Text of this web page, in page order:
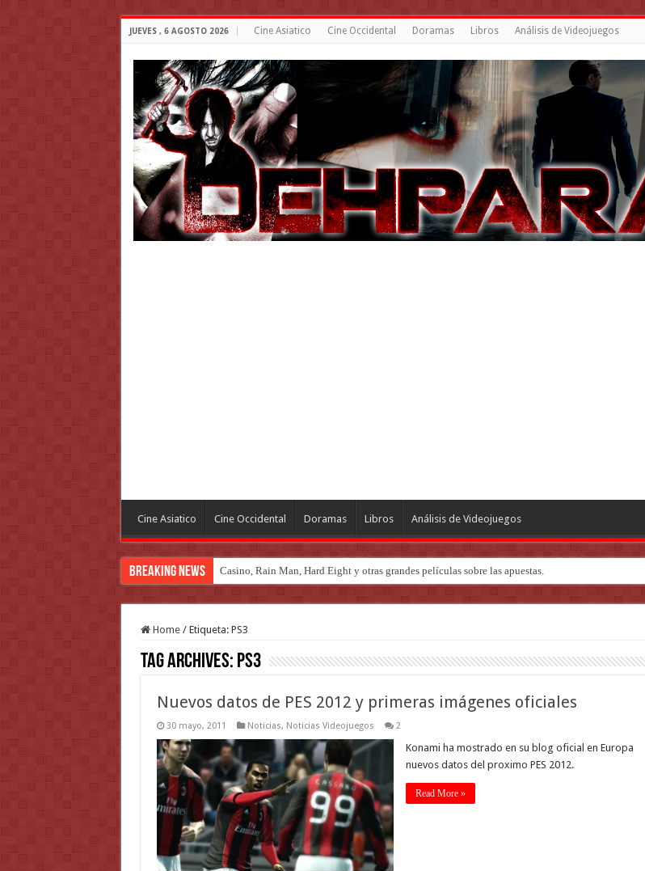
JUEVES , 6 AGOSTO 2026 Cine Asiatico Cine Occidental Doramas Libros Análisis de Videojuegos
Cine Asiatico Cine Occidental Doramas Libros Análisis de Videojuegos
Breaking News Casino, Rain Man, Hard Eight y otras grandes películas sobre las apuestas.
Introducción al maravilloso mundo de ‘Deadly Premonition’
Home / Etiqueta: PS3
Tag Archives: PS3
Nuevos datos de PES 2012 y primeras imágenes oficiales
30 mayo, 2011 Noticias, Noticias Videojuegos 2
Konami ha mostrado en su blog oficial en Europa
nuevos datos del proximo PES 2012.
Read More »